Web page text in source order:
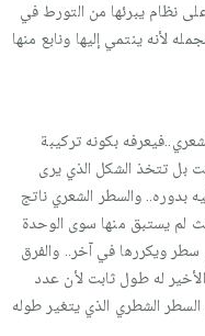
نظام يبرئها من التورط في
لأنه ينتمي إليها ونابع منها
بكونه تركيبة
بل تتخذ الشكل الذي يرى
بدوره.. والسطر الشعري ناتج
لم يستبق منها سوى الوحدة
سطر ويكررها في آخر.. والفرق
له طول ثابت لأن عدد
الشطري الذي يتغير طوله